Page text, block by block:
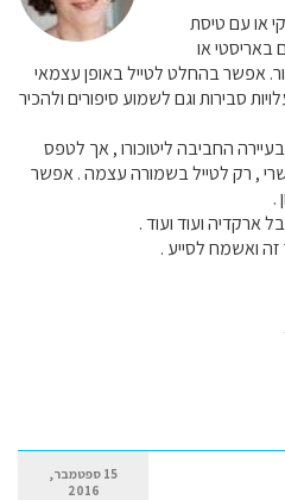
או עם טיסת
באריסטי או
אפשר בהחלט לטייל באופן עצמאי
סבירות וגם לשמוע סיפורים ולהכיר
החביבה ליטוכורו , אך לטפס
, רק לטייל בשמורה עצמה . אפשר
.
ארקדיה ועוד ועוד .
ואשמח לסייע .
15 ספטמבר,
2016